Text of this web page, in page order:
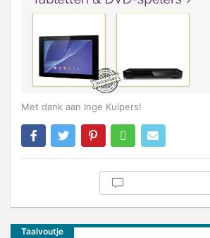
Met dank aan Inge Kuipers!
Taalvoutje